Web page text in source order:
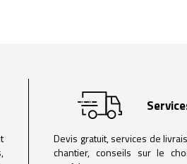
Devis gratuit, services de
chantier, conseils sur le